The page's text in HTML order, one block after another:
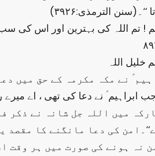
‘‘۔(سنن الترمذی:۳۹۲۶)
خلیل اللہ
نے مکہ مکرمہ کے حق میں
جب ابراہیم ؑ نے دعا کی تھی ، اے
میں اللہ جل شانہ نے ذکر
کی دعا مانگنے کا
نہ ہونے کی صورت میں ہر وقت